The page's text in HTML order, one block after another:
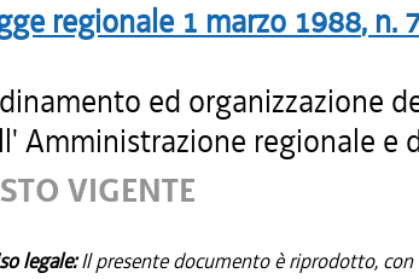
regionale 1 marzo 1988, n.
ed organizzazione
Amministrazione regionale e
VIGENTE
legale:Il presente documento è riprodotto,